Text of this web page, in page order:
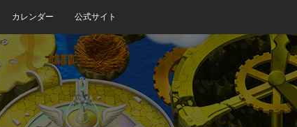
カレンダー 公式サイト